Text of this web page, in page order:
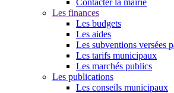
Contacter la mairie
Les finances
Les budgets
Les aides
Les subventions versées
Les tarifs municipaux
Les marchés publics
Les publications
Les conseils municipaux